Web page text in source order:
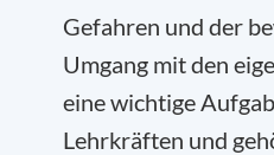
Gefahren und der
Umgang mit den
eine wichtige
Lehrkräften und